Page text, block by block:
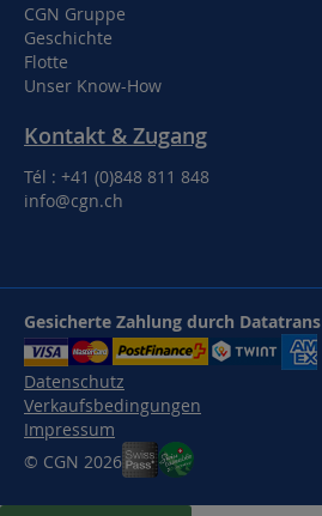
CGN Gruppe
Geschichte
Flotte
Unser Know-How
Kontakt & Zugang
Tél : +41 (0)848 811 848
info@cgn.ch
Gesicherte Zahlung durch Datatrans
Datenschutz
Verkaufsbedingungen
Impressum
© CGN 2026